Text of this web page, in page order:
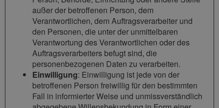
außer der betroffenen Person, dem
Verantwortlichen, dem Auftragsverarbeiter und
den Personen, die unter der unmittelbaren
Verantwortung des Verantwortlichen oder des
Auftragsverarbeiters befugt sind, die
personenbezogenen Daten zu verarbeiten.
Einwilligung: Einwilligung ist jede von der
betroffenen Person freiwillig für den bestimmten
Fall in informierter Weise und unmissverständlich